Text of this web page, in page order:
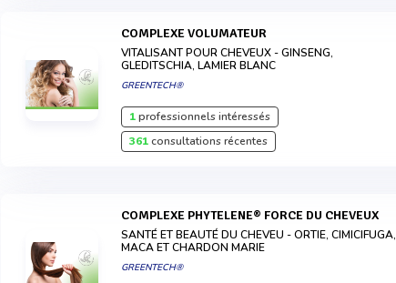
COMPLEXE VOLUMATEUR
VITALISANT POUR CHEVEUX - GINSENG,
GLEDITSCHIA, LAMIER BLANC
GREENTECH®
1professionnels intéressés
361consultations récentes
COMPLEXE PHYTELENE® FORCE DU CHEVEUX
SANTÉ ET BEAUTÉ DU CHEVEU - ORTIE, CIMICIFUGA,
MACA ET CHARDON MARIE
GREENTECH®